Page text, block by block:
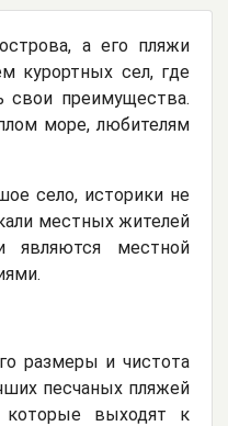
а его пляжи
курортных сел, где
свои преимущества.
море, любителям
село, историки не
местных жителей
местной
размеры и чистота
песчаных пляжей
выходят к